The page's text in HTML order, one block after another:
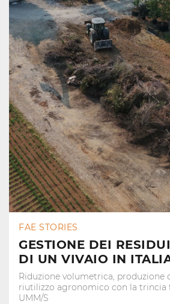
FAE STORIES
GESTIONE DEI
DI UN VIVAIO IN
Riduzione volumetrica, produzione
riutilizzo agronomico con la trincia
UMM/S